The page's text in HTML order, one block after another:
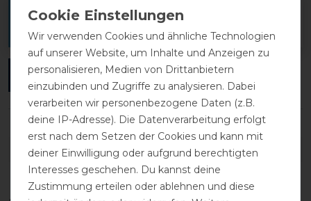
Melde dich an, um eine Kundenrezension zu
ANMELDEN
DETAILS ZUR PRODUKTSICHERHEIT
Wir verwenden Cookies und ähnliche Technologien
auf unserer Website, um Inhalte und Anzeigen zu
personalisieren, Medien von Drittanbietern
einzubinden und Zugriffe zu analysieren. Dabei
verarbeiten wir personenbezogene Daten (z.B.
deine IP-Adresse). Die Datenverarbeitung erfolgt
erst nach dem Setzen der Cookies und kann mit
deiner Einwilligung oder aufgrund berechtigten
Interesses geschehen. Du kannst deine
Zustimmung erteilen oder ablehnen und diese